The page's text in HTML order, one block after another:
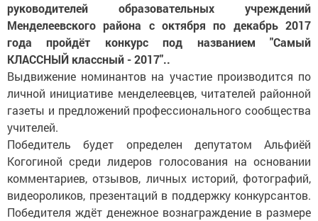
руководителей образовательных учреждений
Менделеевского района с октября по декабрь 2017
года пройдёт конкурс под названием "Самый
КЛАССНЫЙ классный - 2017"..
Выдвижение номинантов на участие производится по
личной инициативе менделеевцев, читателей районной
газеты и предложений профессионального сообщества
учителей.
Победитель будет определен депутатом Альфиёй
Когогиной среди лидеров голосования на основании
комментариев, отзывов, личных историй, фотографий,
видеороликов, презентаций в поддержку конкурсантов.
Победителя ждёт денежное вознаграждение в размере